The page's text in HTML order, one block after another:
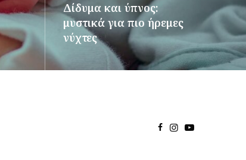
Δίδυμα και ύπνος:
μυστικά για πιο ήρεμες
νύχτες
ΠΕΡΙΣΣΌΤΕΡΑ